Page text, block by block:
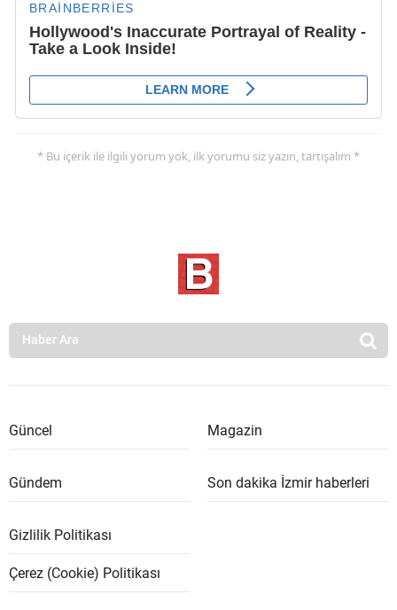
* Bu içerik ile ilgili yorum yok, ilk yorumu siz yazın, tartışalım *
Güncel Magazin
Gündem Son dakika İzmir haberleri
Gizlilik Politikası
Çerez (Cookie) Politikası